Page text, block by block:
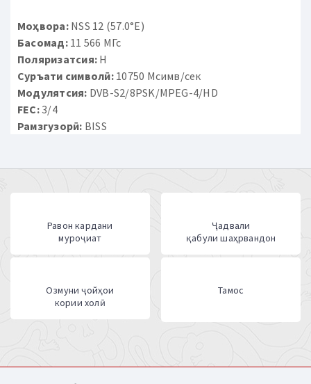
Моҳвора:NSS 12 (57.0°E)
Басомад:11 566 МГс
Поляризатсия: H
Суръати символӣ:10750 Мсимв/сек
Модулятсия: DVB-S2/8PSK/MPEG-4/HD
FEC:3/4
Рамзгузорӣ: BISS
Равон кардани
муроҷиат
Ҷадвали
қабули шаҳрвандон
Озмуни ҷойҳои
кории холӣ
Тамос